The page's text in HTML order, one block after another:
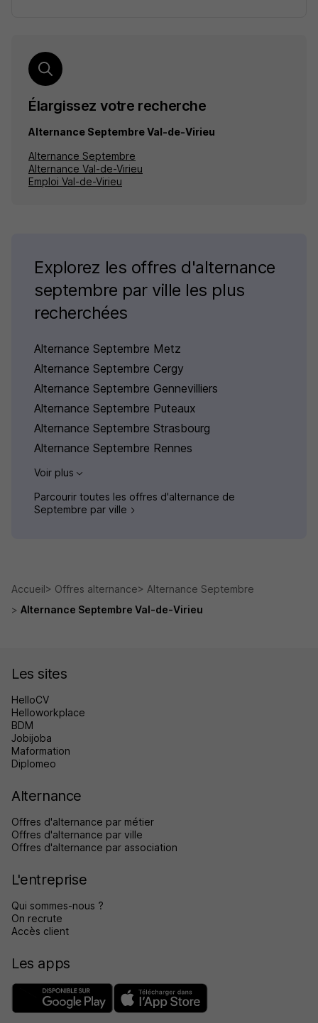
Élargissez votre recherche
Alternance Septembre Val-de-Virieu
Alternance Septembre
Alternance Val-de-Virieu
Emploi Val-de-Virieu
Explorez les offres d'alternance
septembre par ville les plus
recherchées
Alternance Septembre Metz
Alternance Septembre Cergy
Alternance Septembre Gennevilliers
Alternance Septembre Puteaux
Alternance Septembre Strasbourg
Alternance Septembre Rennes
Voir plus
Parcourir toutes les offres d'alternance de
Septembre par ville
Accueil Offres alternance
Alternance Septembre
Alternance Septembre Val-de-Virieu
Les sites
HelloCV
Helloworkplace
BDM
Jobijoba
Maformation
Diplomeo
Alternance
Offres d'alternance par métier
Offres d'alternance par ville
Offres d'alternance par association
L'entreprise
Qui sommes-nous ?
On recrute
Accès client
Les apps